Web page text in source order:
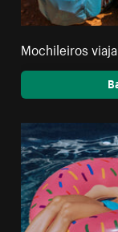
Mochileiros